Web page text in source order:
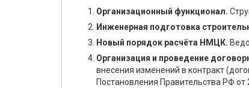
Организационный функционал.
Инженерная подготовка
Новый порядок расчёта НМЦК.
Организация и проведение
внесения изменений в контракт
Постановления Правительства РФ